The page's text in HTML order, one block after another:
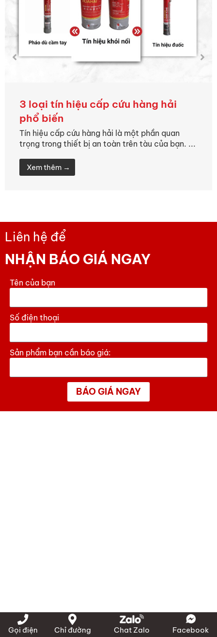
3 loại tín hiệu cấp cứu hàng hải
phổ biến
Tín hiệu cấp cứu hàng hải là một phần quan
trọng trong thiết bị an toàn trên tàu của bạn. ...
Xem thêm →
Liên hệ để
NHẬN BÁO GIÁ NGAY
Tên của bạn
Số điện thoại
Sản phẩm bạn cần báo giá:
BÁO GIÁ NGAY
Gọi điện Chỉ đường Chat Zalo Facebook